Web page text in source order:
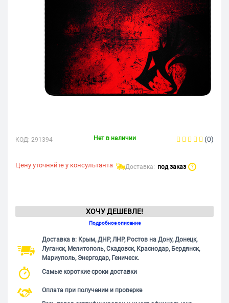
КОД: 291394 Нет в наличии (0)
Цену уточняйте у консультанта Доставка: под заказ ?
ХОЧУ ДЕШЕВЛЕ!
Подробное описание
Доставка в: Крым, ДНР, ЛНР, Ростов на Дону, Донецк,
Луганск, Мелитополь, Скадовск, Краснодар, Бердянск,
Мариуполь, Энергодар, Геническ.
Самые короткие сроки доставки
Оплата при получении и проверке